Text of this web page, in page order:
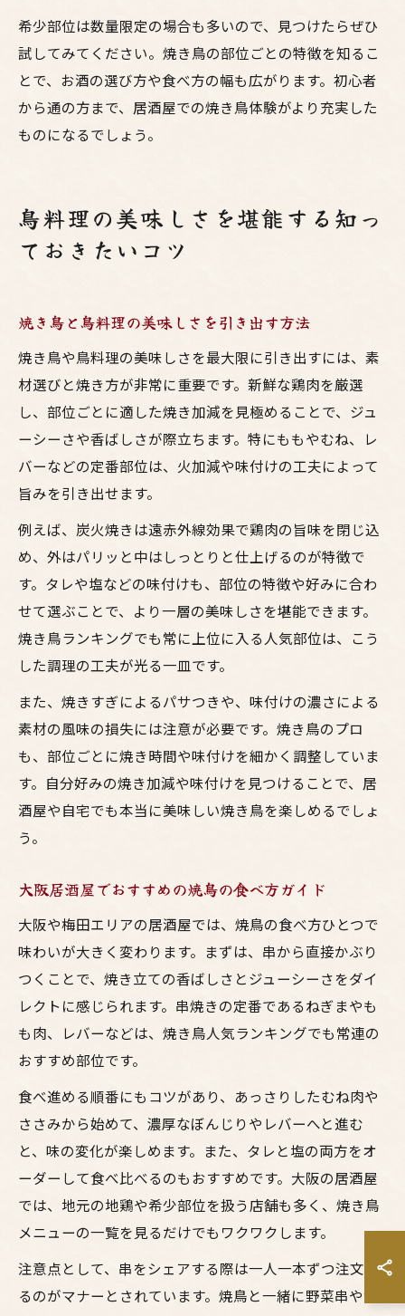
希少部位は数量限定の場合も多いので、見つけたらぜひ
試してみてください。焼き鳥の部位ごとの特徴を知るこ
とで、お酒の選び方や食べ方の幅も広がります。初心者
から通の方まで、居酒屋での焼き鳥体験がより充実した
ものになるでしょう。
鳥料理の美味しさを堪能する知っ
ておきたいコツ
焼き鳥と鳥料理の美味しさを引き出す方法
焼き鳥や鳥料理の美味しさを最大限に引き出すには、素
材選びと焼き方が非常に重要です。新鮮な鶏肉を厳選
し、部位ごとに適した焼き加減を見極めることで、ジュ
ーシーさや香ばしさが際立ちます。特にももやむね、レ
バーなどの定番部位は、火加減や味付けの工夫によって
旨みを引き出せます。
例えば、炭火焼きは遠赤外線効果で鶏肉の旨味を閉じ込
め、外はパリッと中はしっとりと仕上げるのが特徴で
す。タレや塩などの味付けも、部位の特徴や好みに合わ
せて選ぶことで、より一層の美味しさを堪能できます。
焼き鳥ランキングでも常に上位に入る人気部位は、こう
した調理の工夫が光る一皿です。
また、焼きすぎによるパサつきや、味付けの濃さによる
素材の風味の損失には注意が必要です。焼き鳥のプロ
も、部位ごとに焼き時間や味付けを細かく調整していま
す。自分好みの焼き加減や味付けを見つけることで、居
酒屋や自宅でも本当に美味しい焼き鳥を楽しめるでしょ
う。
大阪居酒屋でおすすめの焼鳥の食べ方ガイド
大阪や梅田エリアの居酒屋では、焼鳥の食べ方ひとつで
味わいが大きく変わります。まずは、串から直接かぶり
つくことで、焼き立ての香ばしさとジューシーさをダイ
レクトに感じられます。串焼きの定番であるねぎまやも
も肉、レバーなどは、焼き鳥人気ランキングでも常連の
おすすめ部位です。
食べ進める順番にもコツがあり、あっさりしたむね肉や
ささみから始めて、濃厚なぼんじりやレバーへと進む
と、味の変化が楽しめます。また、タレと塩の両方をオ
ーダーして食べ比べるのもおすすめです。大阪の居酒屋
では、地元の地鶏や希少部位を扱う店舗も多く、焼き鳥
メニューの一覧を見るだけでもワクワクします。
注意点として、串をシェアする際は一人一本ずつ注文す
るのがマナーとされています。焼鳥と一緒に野菜串やサ